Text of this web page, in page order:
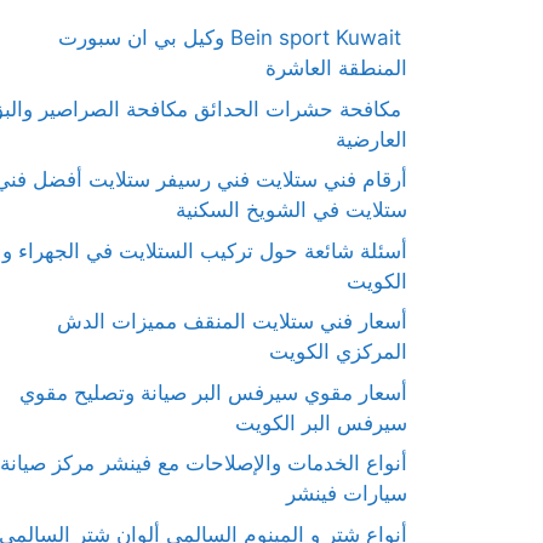
Bein sport Kuwait وكيل بي ان سبورت
المنطقة العاشرة
مكافحة حشرات الحدائق مكافحة الصراصير
العارضية
أرقام فني ستلايت فني رسيفر ستلايت أفضل
ستلايت في الشويخ السكنية
أسئلة شائعة حول تركيب الستلايت في الجهراء و
الكويت
أسعار فني ستلايت المنقف مميزات الدش
المركزي الكويت
أسعار مقوي سيرفس البر صيانة وتصليح مقوي
سيرفس البر الكويت
أنواع الخدمات والإصلاحات مع فينشر مركز صيانة
سيارات فينشر
أنواع شتر و المينوم السالمي ألوان شتر السالمي